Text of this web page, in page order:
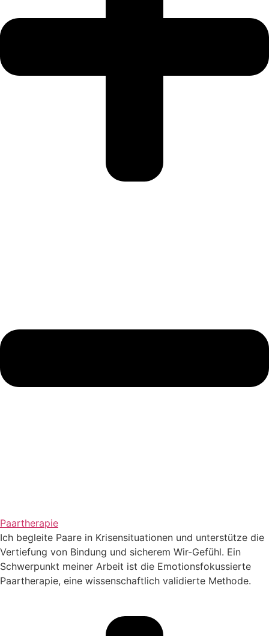
Paartherapie
Ich begleite Paare in Krisensituationen und unterstütze die
Vertiefung von Bindung und sicherem Wir-Gefühl. Ein
Schwerpunkt meiner Arbeit ist die Emotionsfokussierte
Paartherapie, eine wissenschaftlich validierte Methode.